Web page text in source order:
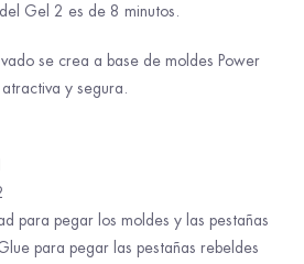
Gel 2 es de 8 minutos.
se crea a base de moldes Power
y segura.
para pegar los moldes y las pestañas
para pegar las pestañas rebeldes